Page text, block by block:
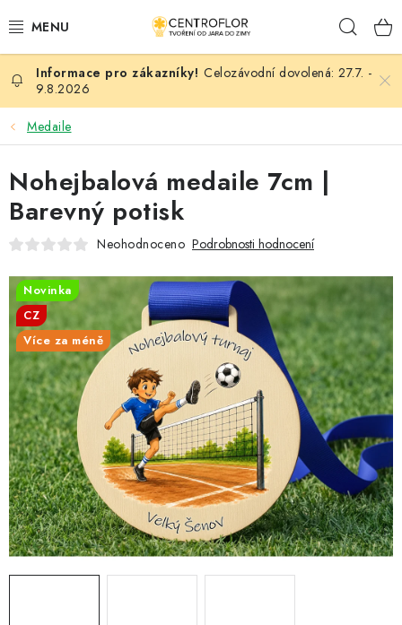
na
SEZÓNNÍ TVOŘENÍ
DŘEVĚNÉ VÝROBKY
MEDAILE
PLACKY A MAGNETKY
KVĚTINY A LISTY
SVATBA
NOVINKY
TIPY NA TVOŘENÍ
Dopravné Kontaktujte nás
O nás - kdo jsme?
Hodnocení obchodu
Obchodní podmínky
Podmínky ochrany osobních údajů
Jak získat lepší ceny?
Celozávodní dovolená: 27.7. -
9.8.2026
Medaile
Nohejbalová medaile 7cm |
Barevný potisk
Neohodnoceno Podrobnosti hodnocení
Novinka
CZ
Více za méně